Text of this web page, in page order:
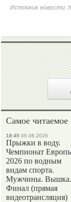
Источник новости:
Самое читаемое
18:45 06.08.2026
Прыжки в воду.
Чемпионат
2026 по водным
видам спорта.
Мужчины. Вышка.
Финал (прямая
видеотрансляция)